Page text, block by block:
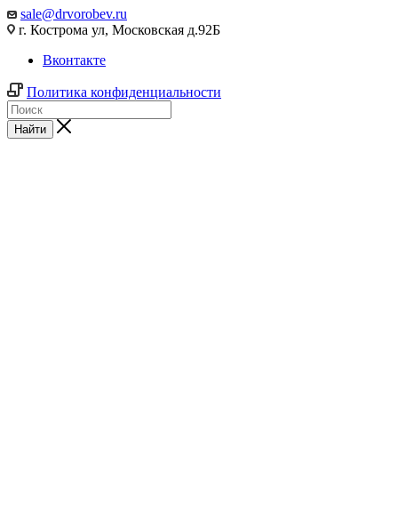
sale@drvorobev.ru
г. Кострома ул, Московская д.92Б
Вконтакте
Политика конфиденциальности
Найти